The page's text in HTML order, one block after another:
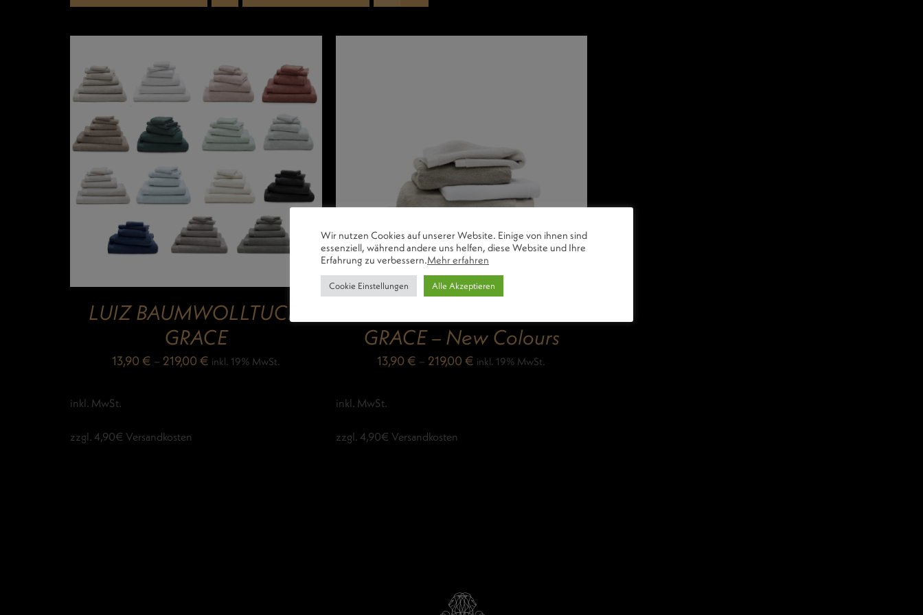
LUIZ BAUMWOLLTUCH
GRACE
13,90 € – 219,00 € inkl. 19% MwSt.
inkl. MwSt.
zzgl. 4,90€ Versandkosten
GRACE – New Colours
13,90€ – 219,00€ inkl. 19% MwSt.
inkl. MwSt.
zzgl. 4,90€ Versandkosten
Wir nutzen Cookies auf unserer Website. Einige von ihnen sind
essenziell, während andere uns helfen, diese Website und Ihre
Erfahrung zu verbessern.Mehr erfahren
Cookie Einstellungen Alle Akzeptieren